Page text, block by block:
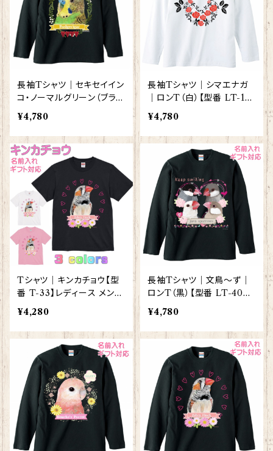
長袖Tシャツ｜セキセイイン
コ・ノーマルグリーン（ブラッ
ク）【型番 LT-118】KYAPI
Art きゃぴあーと
¥4,780
長袖Tシャツ｜シマエナガ
｜ロンT（白）【型番 LT-13
2】モダン しまえなが プレゼ
ント ギフト
¥4,780
Tシャツ｜キンカチョウ【型
番 T-33】レディース メンズ
グッズ
¥4,280
長袖Tシャツ｜文鳥～ず｜
ロンT（黒）【型番 LT-400
0】KYAPIArt きゃぴあーと
¥4,780